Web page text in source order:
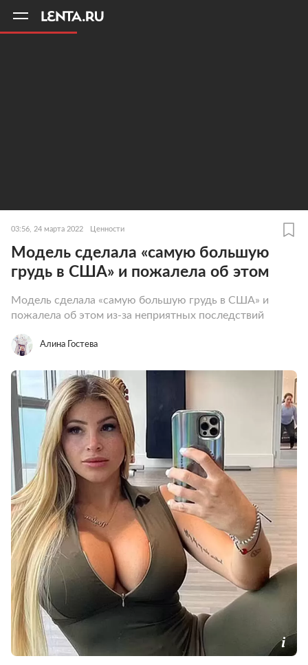
03:56, 24 марта 2022 Ценности
Модель сделала «самую большую
грудь в США» и пожалела об этом
Модель сделала «самую большую грудь в США» и
пожалела об этом из-за неприятных последствий
Алина Гостева